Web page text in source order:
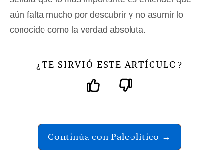
aún falta mucho por descubrir y no asumir lo
conocido como la verdad absoluta.
¿ TE SIRVIÓ ESTE ARTÍCULO ?
Continúa con Paleolítico →